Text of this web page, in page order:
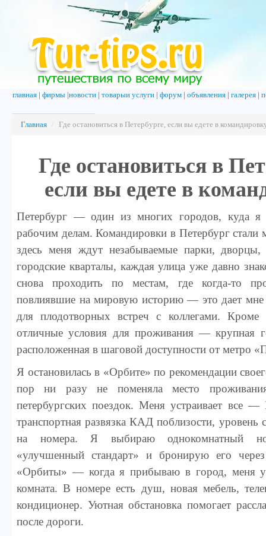
главная фирмы новости товарыи услуги форум объявления галерея
Главная / Где остановиться в Петербурге, если вы едете в
Где остановиться в
если вы едете в
Петербург — один из многих городов, куда я
рабочим делам. Командировки в Петербург
здесь меня ждут незабываемые парки,
городские кварталы, каждая улица уже давно
снова проходить по местам, где когда-то
повлиявшие на мировую историю — это дает
для плодотворных встреч с коллегами. Кроме
отличные условия для проживания — крупная
расположенная в шаговой доступности от метро
Я остановилась в «Орбите» по рекомендации
пор ни разу не поменяла место
петербургских поездок. Меня устраивает все —
транспортная развязка КАД поблизости, уровень
на номера. Я выбираю однокомнатный
«улучшенный стандарт» и бронирую его
«Орбиты» — когда я прибываю в город, меня
комната. В номере есть душ, новая мебель,
кондиционер. Уютная обстановка помогает
после дороги.